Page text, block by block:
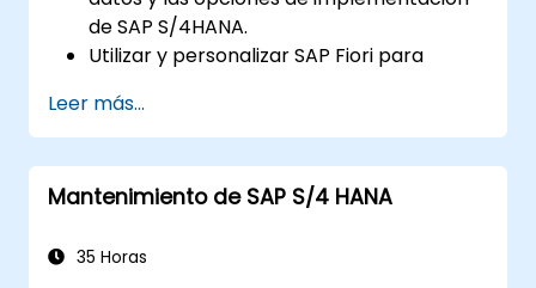
de SAP S/4HANA.
Utilizar y personalizar SAP Fiori para
Identificar las principales mejoras en los
procesos de finanzas, logística y otros
módulos.
Comprender la integración, el análisis y
las implementaciones de SAP.
Leer más...
Mantenimiento de SAP S/4 HANA
35 Horas